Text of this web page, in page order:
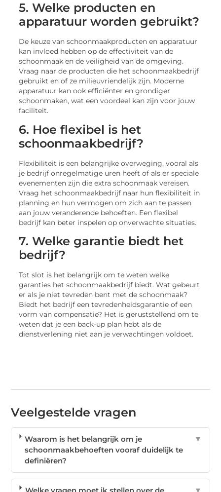
5. Welke producten en
apparatuur worden gebruikt?
De keuze van schoonmaakproducten en apparatuur
kan invloed hebben op de effectiviteit van de
schoonmaak en de veiligheid van de omgeving.
Vraag naar de producten die het schoonmaakbedrijf
gebruikt en of ze milieuvriendelijk zijn. Moderne
apparatuur kan ook efficiënter en grondiger
schoonmaken, wat een voordeel kan zijn voor jouw
faciliteit.
6. Hoe flexibel is het
schoonmaakbedrijf?
Flexibiliteit is een belangrijke overweging, vooral als
je bedrijf onregelmatige uren heeft of als er speciale
evenementen zijn die extra schoonmaak vereisen.
Vraag het schoonmaakbedrijf naar hun flexibiliteit in
planning en hun vermogen om zich aan te passen
aan jouw veranderende behoeften. Een flexibel
bedrijf kan beter inspelen op onverwachte situaties.
7. Welke garantie biedt het
bedrijf?
Tot slot is het belangrijk om te weten welke
garanties het schoonmaakbedrijf biedt. Wat gebeurt
er als je niet tevreden bent met de schoonmaak?
Biedt het bedrijf een tevredenheidsgarantie of een
vorm van compensatie? Het is geruststellend om te
weten dat je een back-up plan hebt als de
dienstverlening niet aan je verwachtingen voldoet.
Veelgestelde vragen
Waarom is het belangrijk om je
schoonmaakbehoeften vooraf duidelijk te
definiëren?
▼